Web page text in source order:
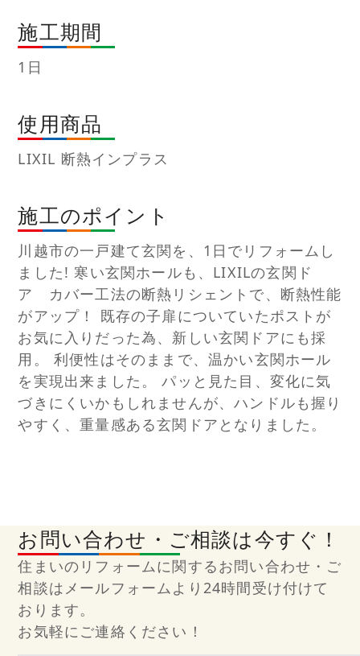
施工期間
1日
使用商品
LIXIL 断熱インプラス
施工のポイント
川越市の一戸建て玄関を、1日でリフォームし
ました! 寒い玄関ホールも、LIXILの玄関ド
ア カバー工法の断熱リシェントで、断熱性能
がアップ！ 既存の子扉についていたポストが
お気に入りだった為、新しい玄関ドアにも採
用。 利便性はそのままで、温かい玄関ホール
を実現出来ました。 パッと見た目、変化に気
づきにくいかもしれませんが、ハンドルも握り
やすく、重量感ある玄関ドアとなりました。
お問い合わせ・ご相談は今すぐ！
住まいのリフォームに関するお問い合わせ・ご
相談はメールフォームより24時間受け付けて
おります。
お気軽にご連絡ください！